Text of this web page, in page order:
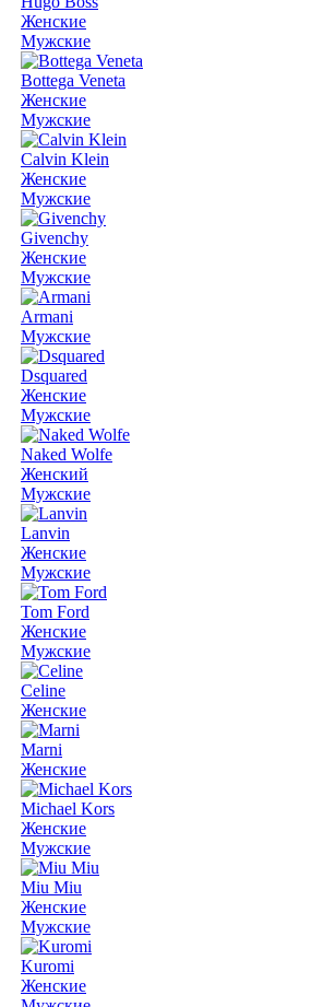
Женские
Мужские
Bottega Veneta
Женские
Мужские
Calvin Klein
Женские
Мужские
Givenchy
Женские
Мужские
Armani
Мужские
Dsquared
Женские
Мужские
Naked Wolfe
Женский
Мужские
Lanvin
Женские
Мужские
Tom Ford
Женские
Мужские
Celine
Женские
Marni
Женские
Michael Kors
Женские
Мужские
Miu Miu
Женские
Мужские
Kuromi
Женские